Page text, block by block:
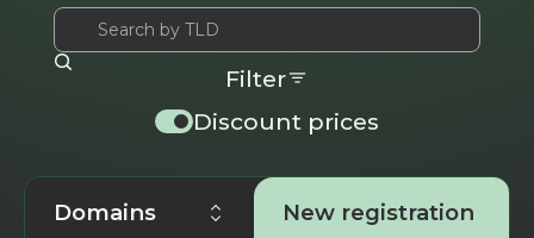
Discount prices
Filter
Domains New registration